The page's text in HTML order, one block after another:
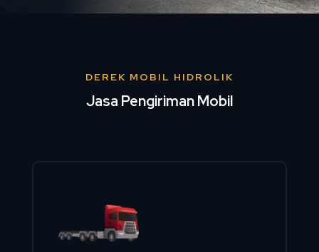
DEREK MOBIL HIDROLIK
Jasa Pengiriman Mobil